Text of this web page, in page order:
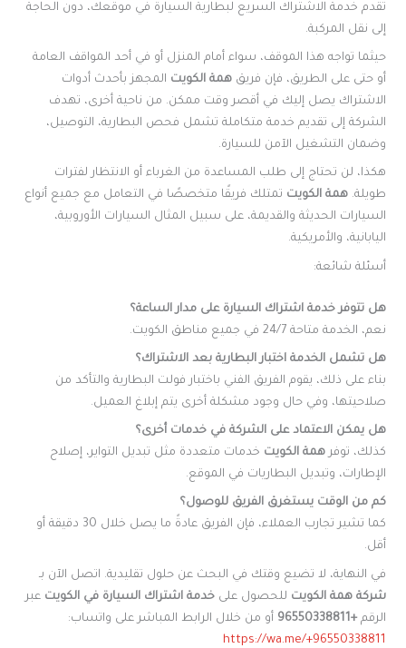
تقدم خدمة الاشتراك السريع لبطارية السيارة في موقعك، دون الحاجة
إلى نقل المركبة.
حيثما تواجه هذا الموقف، سواء أمام المنزل أو في أحد المواقف العامة
أو حتى على الطريق، فإن فريقهمة الكويت المجهز بأحدث أدوات
الاشتراك يصل إليك في أقصر وقت ممكن. من ناحية أخرى، تهدف
الشركة إلى تقديم خدمة متكاملة تشمل فحص البطارية، التوصيل،
وضمان التشغيل الآمن للسيارة.
هكذا، لن تحتاج إلى طلب المساعدة من الغرباء أو الانتظار لفترات
طويلة.همة الكويت تمتلك فريقًا متخصصًا في التعامل مع جميع أنواع
السيارات الحديثة والقديمة، على سبيل المثال السيارات الأوروبية،
اليابانية، والأمريكية.
أسئلة شائعة:
هل تتوفر خدمة اشتراك السيارة على مدار الساعة؟
نعم، الخدمة متاحة 24/7 في جميع مناطق الكويت.
هل تشمل الخدمة اختبار البطارية بعد الاشتراك؟
بناء على ذلك، يقوم الفريق الفني باختبار فولت البطارية والتأكد من
صلاحيتها، وفي حال وجود مشكلة أخرى يتم إبلاغ العميل.
هل يمكن الاعتماد على الشركة في خدمات أخرى؟
كذلك، توفرهمة الكويت خدمات متعددة مثل تبديل التواير، إصلاح
الإطارات، وتبديل البطاريات في الموقع.
كم من الوقت يستغرق الفريق للوصول؟
كما تشير تجارب العملاء، فإن الفريق عادةً ما يصل خلال 30 دقيقة أو
أقل.
في النهاية، لا تضيع وقتك في البحث عن حلول تقليدية. اتصل الآن بـ
شركة همة الكويت للحصول علىخدمة اشتراك السيارة في الكويت عبر
الرقم+96550338811
أو من خلال الرابط المباشر على واتساب:
https://wa.me/+96550338811